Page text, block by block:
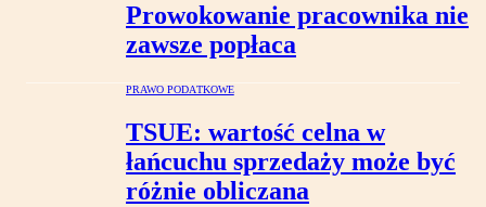
Prowokowanie pracownika nie
zawsze popłaca
PRAWO PODATKOWE
TSUE: wartość celna w
łańcuchu sprzedaży może być
różnie obliczana